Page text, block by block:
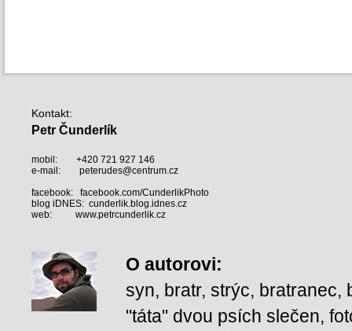
Kontakt:
Petr Čunderlík
mobil: +420 721 927 146
e-mail:
peterudes@centrum.cz
facebook:
facebook.com/CunderlikPhoto
blog iDNES: cunderlik.blog.idnes.cz
web:
www.petrcunderlik.cz
O autorovi:
syn, bratr, strýc, bratranec,
"táta" dvou psích slečen,